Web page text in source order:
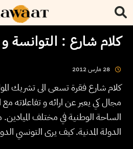
كلام شارع : التوانسة و
28 مارس2012
كلام شارع فقرة تسعى الى تشريك
مجال كي يعبر عن ارائه و تفاعلاته
الساحة الوطنية في مختلف
الدولة المدنية. كيف يرى التونسي